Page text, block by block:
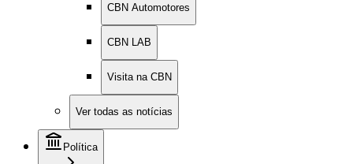
CBN Automotores
CBN LAB
Visita na CBN
Ver todas as notícias
Política